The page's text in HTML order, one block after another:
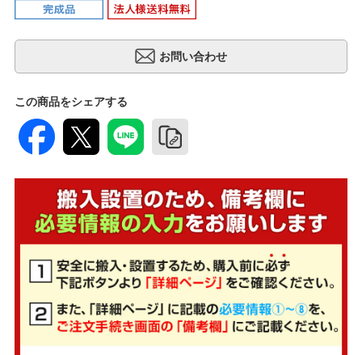
この商品をシェアする